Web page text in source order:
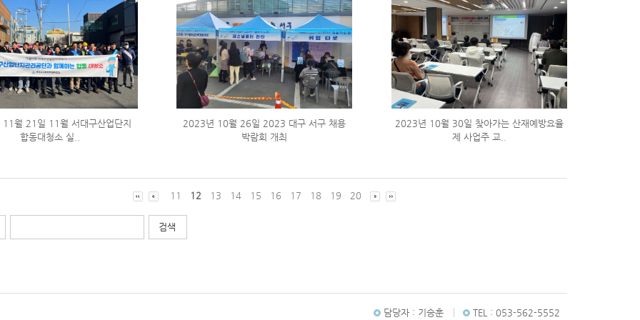
월 21일 11월 서대구산업단지
합동대청소 실..
2023년 10월 26일 2023 대구 서구 채용
박람회 개최
2023년 10월 30일 찾아가는 산재예방요율
제 사업주 교..
11 12 13 14 15 16 17 18 19 20
담당자 : 기승훈 TEL : 053-562-5552